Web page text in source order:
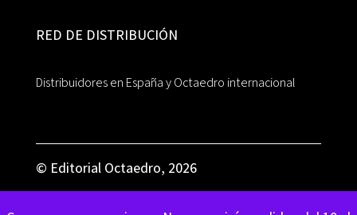
RED DE DISTRIBUCIÓN
Distribuidores en España y Octaedro internacional
© Editorial Octaedro, 2026